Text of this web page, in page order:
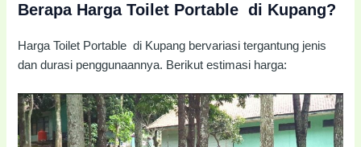
Berapa Harga Toilet Portable di Kupang?
Harga Toilet Portable di Kupang bervariasi tergantung jenis
dan durasi penggunaannya. Berikut estimasi harga: